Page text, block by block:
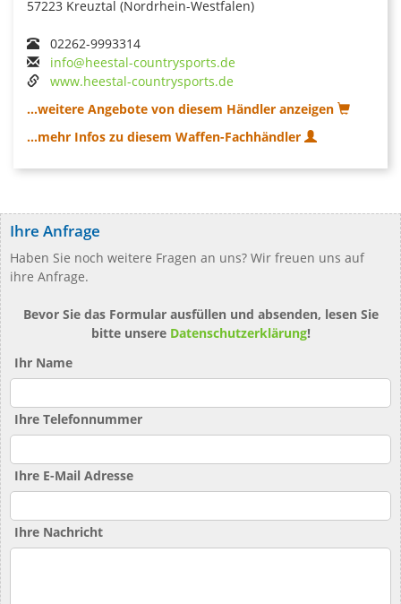
57223 Kreuztal (Nordrhein-Westfalen)
02262-9993314
info@heestal-countrysports.de
www.heestal-countrysports.de
...weitere Angebote von diesem Händler anzeigen
...mehr Infos zu diesem Waffen-Fachhändler
Ihre Anfrage
Haben Sie noch weitere Fragen an uns? Wir freuen uns auf
ihre Anfrage.
Bevor Sie das Formular ausfüllen und absenden, lesen Sie
bitte unsere Datenschutzerklärung!
Ihr Name
Ihre Telefonnummer
Ihre E-Mail Adresse
Ihre Nachricht